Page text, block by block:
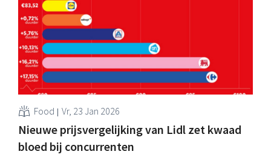
Food Vr, 23 Jan 2026
Nieuwe prijsvergelijking van Lidl zet kwaad
bloed bij concurrenten